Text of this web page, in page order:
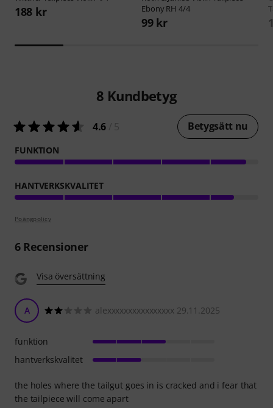
188 kr
Ebony RH 4/4
99 kr
8 Kundbetyg
4.6 Betygsätt nu
FUNKTION
HANTVERKSKVALITET
Poängpolicy
6Recensioner
Visa översättning
A alexxxxxxxxxxxxxxxx 29.11.2025
the holes where the tailgut goes in is cracked and i fear that
the tailpiece will come apart
funktion
hantverkskvalitet